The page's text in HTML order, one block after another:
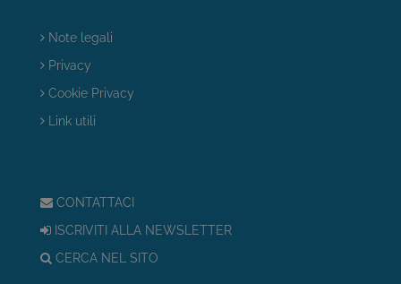
Note legali
Privacy
Cookie Privacy
Link utili
CONTATTACI
ISCRIVITI ALLA NEWSLETTER
CERCA NEL SITO